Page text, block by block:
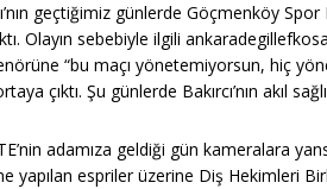
geçtiğimiz günlerde Göçmenköy
Olayın sebebiyle ilgili
“bu maçı yönetemiyorsun, hiç
çıktı. Şu günlerde Bakırcı’nın akıl
adamıza geldiği gün kameralara
yapılan espriler üzerine Diş Hekimleri